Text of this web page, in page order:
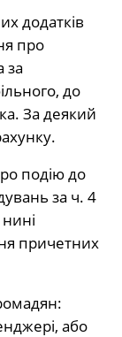
додатків
про
за
до
За деякий
подію до
за ч. 4
причетних
або